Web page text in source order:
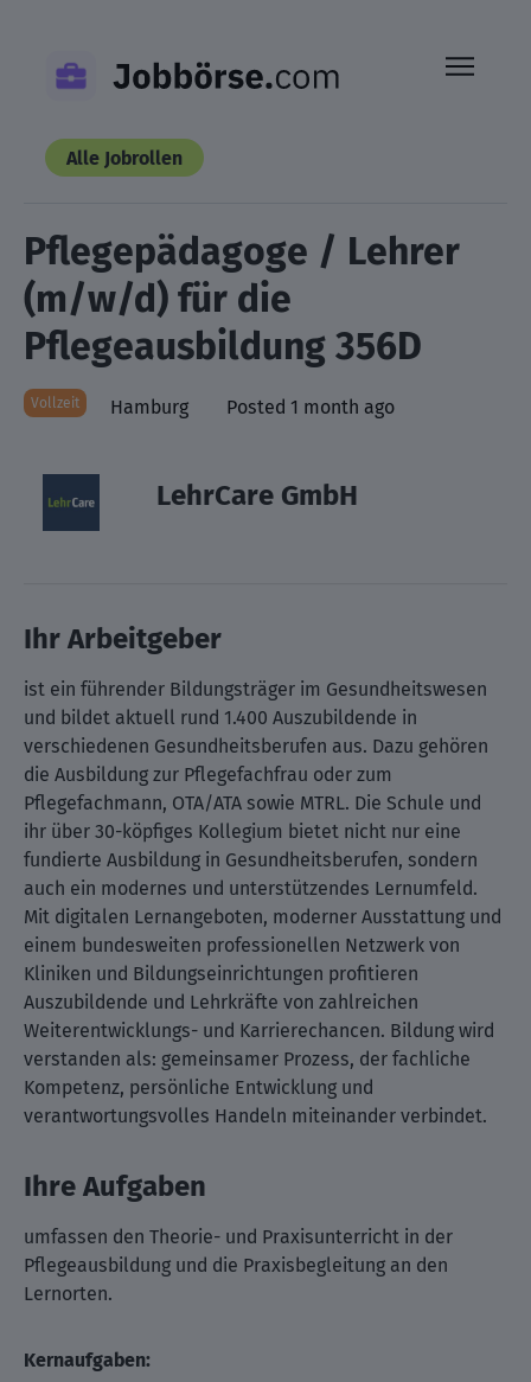
content
Alle Jobrollen
Pflegepädagoge / Lehrer
(m/w/d) für die
Pflegeausbildung 356D
Vollzeit Hamburg Posted 1 month ago
LehrCare GmbH
Ihr Arbeitgeber
ist ein führender Bildungsträger im Gesundheitswesen
und bildet aktuell rund 1.400 Auszubildende in
verschiedenen Gesundheitsberufen aus. Dazu gehören
die Ausbildung zur Pflegefachfrau oder zum
Pflegefachmann, OTA/ATA sowie MTRL. Die Schule und
ihr über 30-köpfiges Kollegium bietet nicht nur eine
fundierte Ausbildung in Gesundheitsberufen, sondern
auch ein modernes und unterstützendes Lernumfeld.
Mit digitalen Lernangeboten, moderner Ausstattung und
einem bundesweiten professionellen Netzwerk von
Kliniken und Bildungseinrichtungen profitieren
Auszubildende und Lehrkräfte von zahlreichen
Weiterentwicklungs- und Karrierechancen. Bildung wird
verstanden als: gemeinsamer Prozess, der fachliche
Kompetenz, persönliche Entwicklung und
verantwortungsvolles Handeln miteinander verbindet.
Ihre Aufgaben
umfassen den Theorie- und Praxisunterricht in der
Pflegeausbildung und die Praxisbegleitung an den
Lernorten.
Kernaufgaben: